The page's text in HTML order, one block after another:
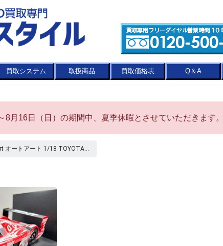
買取システム 取扱商品 買取価格表 Q＆A
8月16日（日）の期間中、夏季休暇とさせていただきます。
オートアート 1/18 TOYOTA...